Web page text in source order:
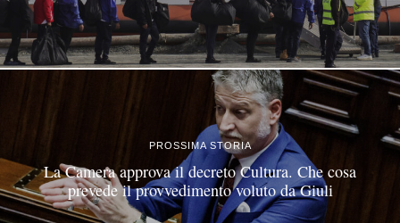
PROSSIMA STORIA
La Camera approva il decreto Cultura. Che cosa
prevede il provvedimento voluto da Giuli